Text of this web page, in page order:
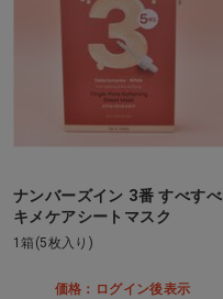
ナンバーズイン 3番 すべすべ
キメケアシートマスク
1箱(5枚入り)
価格：ログイン後表示